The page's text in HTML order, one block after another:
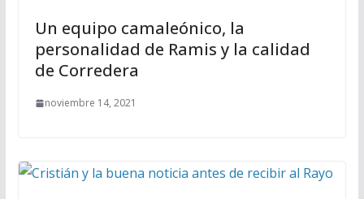
Un equipo camaleónico, la
personalidad de Ramis y la calidad
de Corredera
noviembre 14, 2021